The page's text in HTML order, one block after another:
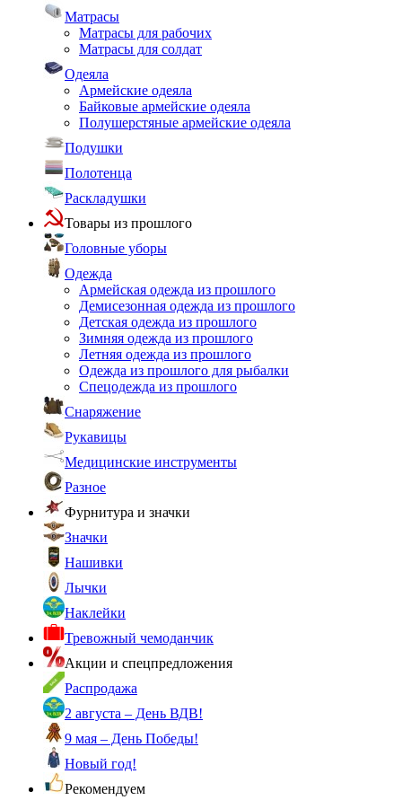
Матрасы
Матрасы для рабочих
Матрасы для солдат
Одеяла
Армейские одеяла
Байковые армейские одеяла
Полушерстяные армейские одеяла
Подушки
Полотенца
Раскладушки
Товары из прошлого
Головные уборы
Одежда
Армейская одежда из прошлого
Демисезонная одежда из прошлого
Детская одежда из прошлого
Зимняя одежда из прошлого
Летняя одежда из прошлого
Одежда из прошлого для рыбалки
Спецодежда из прошлого
Снаряжение
Рукавицы
Медицинские инструменты
Разное
Фурнитура и значки
Значки
Нашивки
Лычки
Наклейки
Тревожный чемоданчик
Акции и спецпредложения
Распродажа
2 августа – День ВДВ!
9 мая – День Победы!
Новый год!
Рекомендуем